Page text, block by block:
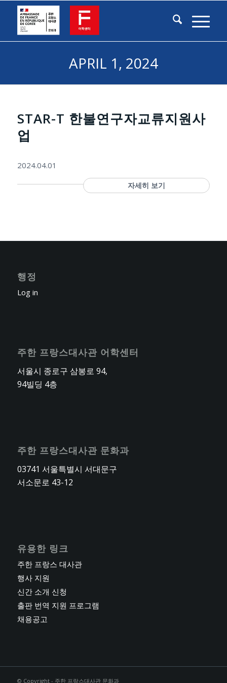
APRIL 1, 2024
STAR-T 한불연구자교류지원사
업
2024.04.01
자세히 보기
행정
Log in
주한 프랑스대사관 어학센터
서울시 종로구 삼봉로 94,
94빌딩 4층
주한 프랑스대사관 문화과
03741 서울특별시 서대문구
서소문로 43-12
유용한 링크
주한 프랑스 대사관
행사 지원
신간 소개 신청
출판 번역 지원 프로그램
채용공고
© Copyright - 주한 프랑스대사관 문화과